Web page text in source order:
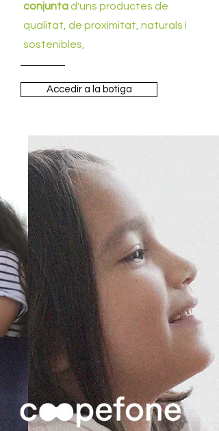
conjuntad'uns productes de
qualitat, de proximitat, naturals i
sostenibles,
Accedir a la botiga